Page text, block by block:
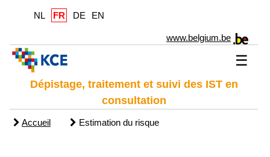
NL FR DE EN
www.belgium.be
☰
Dépistage, traitement et suivi des IST en
consultation
Accueil Estimation du risque